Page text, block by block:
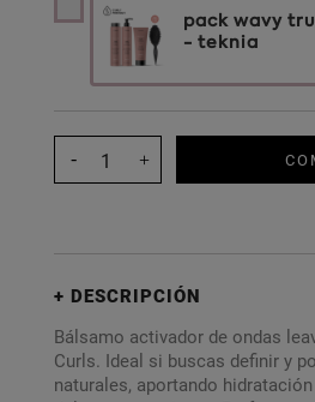
pack wavy
- teknia
DESCRIPCIÓN
Bálsamo activador de ondas
Curls. Ideal si buscas definir y
naturales, aportando